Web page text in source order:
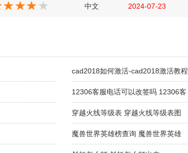
中文 2024-07-23
cad2018如何激活-cad2018激活教程
12306客服电话可以改签吗 12306客
穿越火线等级表 穿越火线等级表图
魔兽世界英雄榜查询 魔兽世界英雄